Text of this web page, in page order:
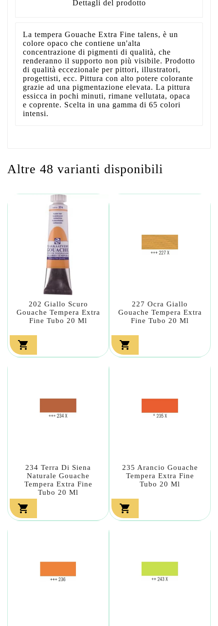
Dettagli del prodotto
La tempera Gouache Extra Fine talens, è un
colore opaco che contiene un'alta
concentrazione di pigmenti di qualità, che
renderanno il supporto non più visibile. Prodotto
di qualità eccezionale per pittori, illustratori,
progettisti, ecc. Pittura con alto potere colorante
grazie ad una pigmentazione elevata. La pittura
essicca in pochi minuti, rimane vellutata, opaca
e coprente. Scelta in una gamma di 65 colori
intensi.
Altre 48 varianti disponibili
202 Giallo Scuro
Gouache Tempera Extra
Fine Tubo 20 Ml

227 Ocra Giallo
Gouache Tempera Extra
Fine Tubo 20 Ml

234 Terra Di Siena
Naturale Gouache
Tempera Extra Fine
Tubo 20 Ml

235 Arancio Gouache
Tempera Extra Fine
Tubo 20 Ml
